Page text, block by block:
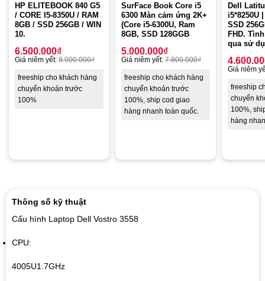
HP ELITEBOOK 840 G5
/ CORE I5-8350U / RAM
8GB / SSD 256GB / WIN
10.
6.500.000₫
Giá niêm yết: 8.000.000₫
freeship cho khách hàng
chuyển khoản trước
100%
SurFace Book Core i5
6300 Màn cảm ứng 2K+
(Core i5-6300U, Ram
8GB, SSD 128GGB
5.000.000₫
Giá niêm yết: 7.800.000₫
freeship cho khách hàng
chuyển khoản trước
100%, ship cod giao
hàng nhanh toàn quốc.
Dell
i5*8250U
SSD
FHD.
qua sử
Giá niêm
freeship
chuyển
100%,
hàng
Thông số kỹ thuật
Cấu hình Laptop Dell Vostro 3558
CPU:
4005U1.7GHz